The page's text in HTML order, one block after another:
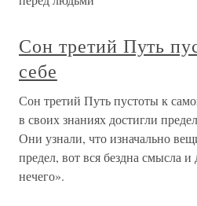
Сон третий Путь
себе
Сон третий Путь пустоты к
в своих знаниях достигли
Они узнали, что изначально
предел, вот вся бездна смысла и
нечего».